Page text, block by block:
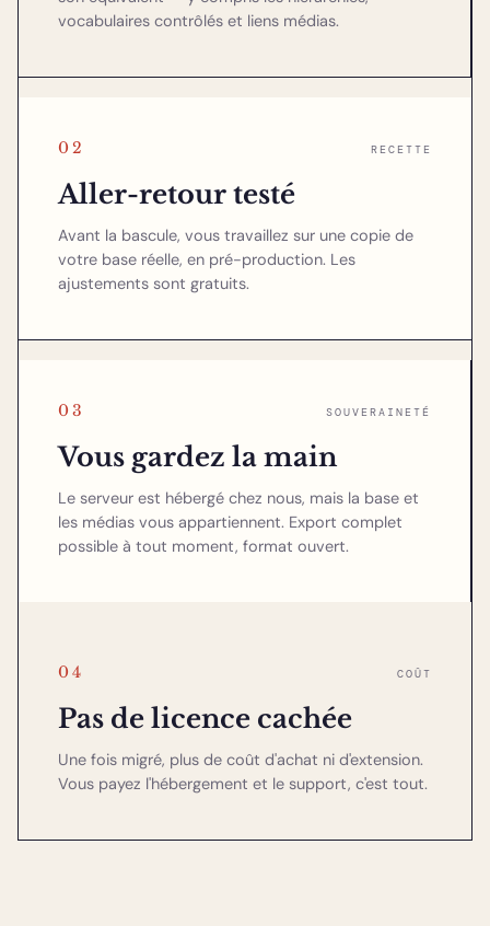
vocabulaires contrôlés et liens médias.
02 RECETTE
Aller-retour testé
Avant la bascule, vous travaillez sur une copie de
votre base réelle, en pré-production. Les
ajustements sont gratuits.
03 SOUVERAINETÉ
Vous gardez la main
Le serveur est hébergé chez nous, mais la base et
les médias vous appartiennent. Export complet
possible à tout moment, format ouvert.
04 COÛT
Pas de licence cachée
Une fois migré, plus de coût d'achat ni d'extension.
Vous payez l'hébergement et le support, c'est tout.